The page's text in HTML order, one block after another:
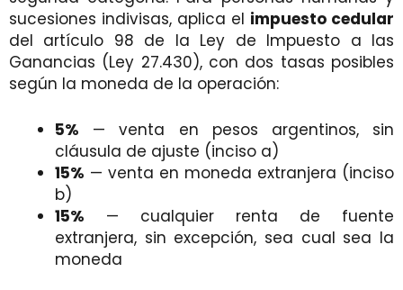
sucesiones indivisas, aplica el impuesto cedular
del artículo 98 de la Ley de Impuesto a las
Ganancias (Ley 27.430), con dos tasas posibles
según la moneda de la operación:
5% — venta en pesos argentinos, sin
cláusula de ajuste (inciso a)
15% — venta en moneda extranjera (inciso
b)
15% — cualquier renta de fuente
extranjera, sin excepción, sea cual sea la
moneda